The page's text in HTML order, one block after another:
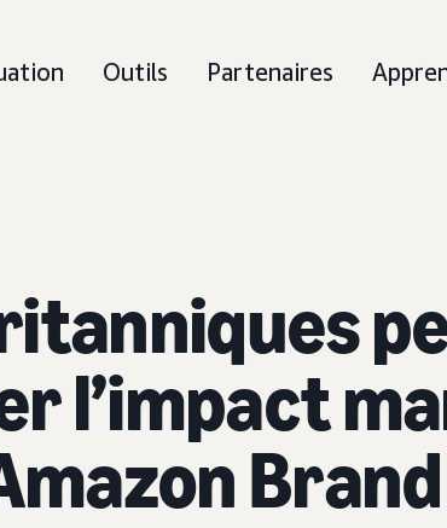
Outils Partenaires
l’impact